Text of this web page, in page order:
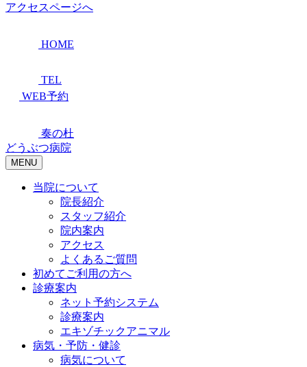
アクセスページへ
HOME
TEL
WEB予約
奏の杜
どうぶつ病院
MENU
当院について
院長紹介
スタッフ紹介
院内案内
アクセス
よくあるご質問
初めてご利用の方へ
診療案内
ネット予約システム
診療案内
エキゾチックアニマル
病気・予防・健診
病気について